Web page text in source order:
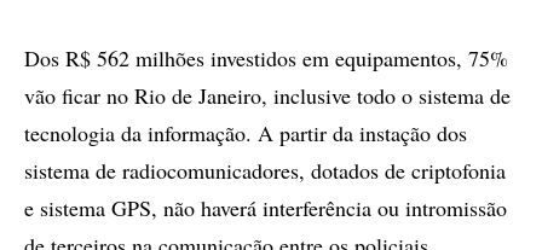
Dos R$ 562 milhões investidos em equipamentos, 75%
vão ficar no Rio de Janeiro, inclusive todo o sistema de
tecnologia da informação. A partir da instação dos
sistema de radiocomunicadores, dotados de criptofonia
e sistema GPS, não haverá interferência ou intromissão